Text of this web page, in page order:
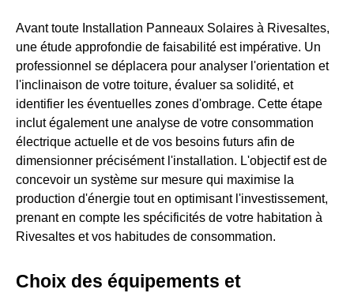
Avant toute Installation Panneaux Solaires à Rivesaltes,
une étude approfondie de faisabilité est impérative. Un
professionnel se déplacera pour analyser l'orientation et
l'inclinaison de votre toiture, évaluer sa solidité, et
identifier les éventuelles zones d'ombrage. Cette étape
inclut également une analyse de votre consommation
électrique actuelle et de vos besoins futurs afin de
dimensionner précisément l'installation. L'objectif est de
concevoir un système sur mesure qui maximise la
production d'énergie tout en optimisant l'investissement,
prenant en compte les spécificités de votre habitation à
Rivesaltes et vos habitudes de consommation.
Choix des équipements et